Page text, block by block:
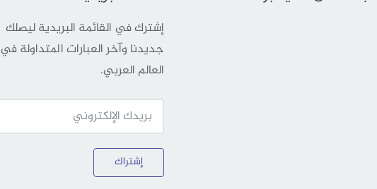
إشترك في القائمة البريدية ليصلك
جديدنا وآخر العبارات المتداولة في
العالم العربي.
إشتراك